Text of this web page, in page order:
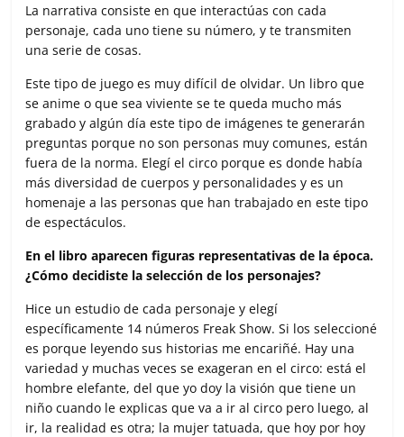
La narrativa consiste en que interactúas con cada
personaje, cada uno tiene su número, y te transmiten
una serie de cosas.
Este tipo de juego es muy difícil de olvidar. Un libro que
se anime o que sea viviente se te queda mucho más
grabado y algún día este tipo de imágenes te generarán
preguntas porque no son personas muy comunes, están
fuera de la norma. Elegí el circo porque es donde había
más diversidad de cuerpos y personalidades y es un
homenaje a las personas que han trabajado en este tipo
de espectáculos.
En el libro aparecen figuras representativas de la época.
¿Cómo decidiste la selección de los personajes?
Hice un estudio de cada personaje y elegí
específicamente 14 números Freak Show. Si los seleccioné
es porque leyendo sus historias me encariñé. Hay una
variedad y muchas veces se exageran en el circo: está el
hombre elefante, del que yo doy la visión que tiene un
niño cuando le explicas que va a ir al circo pero luego, al
ir, la realidad es otra; la mujer tatuada, que hoy por hoy